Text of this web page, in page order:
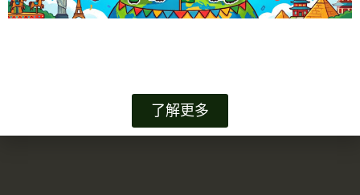
網址：www.chilinbps.edu.hk
了解更多